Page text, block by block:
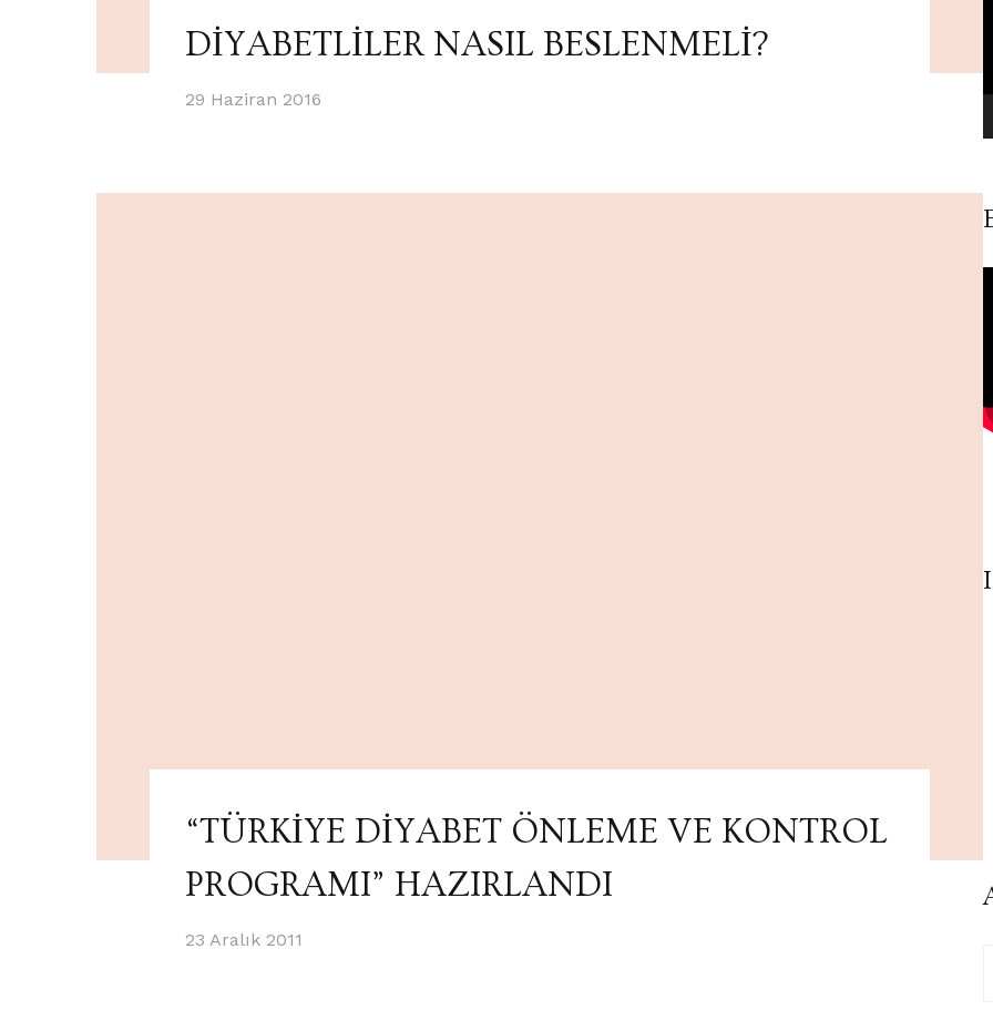
DİYABETLİLER NASIL BESLENMELİ?
29 Haziran 2016
“TÜRKİYE DİYABET ÖNLEME VE KONTROL
PROGRAMI” HAZIRLANDI
23 Aralık 2011